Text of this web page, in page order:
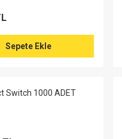
Sepete Ekle
Switch 1000 ADET